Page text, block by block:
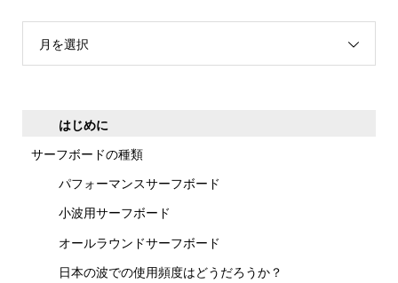
月を選択
はじめに
サーフボードの種類
パフォーマンスサーフボード
小波用サーフボード
オールラウンドサーフボード
日本の波での使用頻度はどうだろうか？